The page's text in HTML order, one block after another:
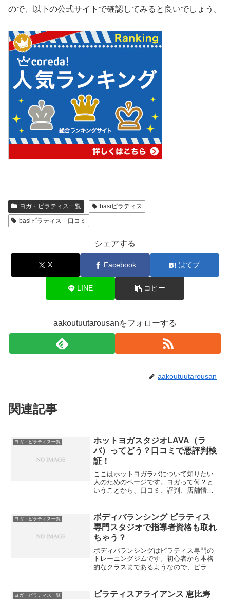
ので、以下の公式サイトで確認してみると良いでしょう。
ヨガ・ピラティス一覧
basiピラティス
basiピラティス 口コミ
シェアする
X Facebook はてブ
LINE コピー
aakoutuutarousanをフォローする
aakoutuutarousan
関連記事
ヨガ・ピラティス一覧
ホットヨガスタジオLAVA（ラ
バ）ってどう？口コミで悪評判検
証！
ここはホットヨガラバについて知りたい
人のためのページです。ヨガって何？と
いうことから、口コミ、評判、店舗情報
ヨガ・ピラティス一覧
ボディバランシング ピラティス
専門スタジオで指導者資格も取れ
ちゃう？
ボディバランシングはピラティス専門の
トレーニングジムです。初心者から本格
的なクラスまであるようなので、ピラテ
ヨガ・ピラティス一覧
ピラティスアライアンス 恵比寿